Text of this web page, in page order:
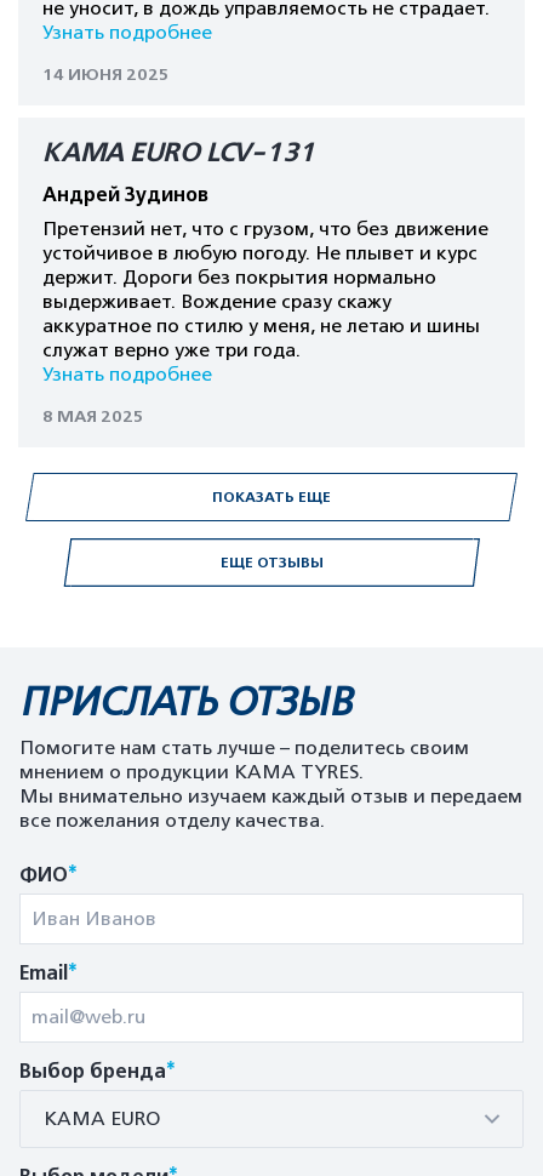
ЕЩЕ ОТЗЫВЫ
не уносит, в дождь управляемость не страдает.
Узнать подробнее
14 ИЮНЯ 2025
КАМА EURO LCV-131
Андрей Зудинов
Претензий нет, что с грузом, что без движение
устойчивое в любую погоду. Не плывет и курс
держит. Дороги без покрытия нормально
выдерживает. Вождение сразу скажу
аккуратное по стилю у меня, не летаю и шины
служат верно уже три года.
Узнать подробнее
8 МАЯ 2025
ПОКАЗАТЬ ЕЩЕ
ПРИСЛАТЬ ОТЗЫВ
Помогите нам стать лучше – поделитесь своим
мнением о продукции KAMA TYRES.
Мы внимательно изучаем каждый отзыв и передаем
все пожелания отделу качества.
ФИО*
Email*
Выбор бренда*
КАМА EURO
*